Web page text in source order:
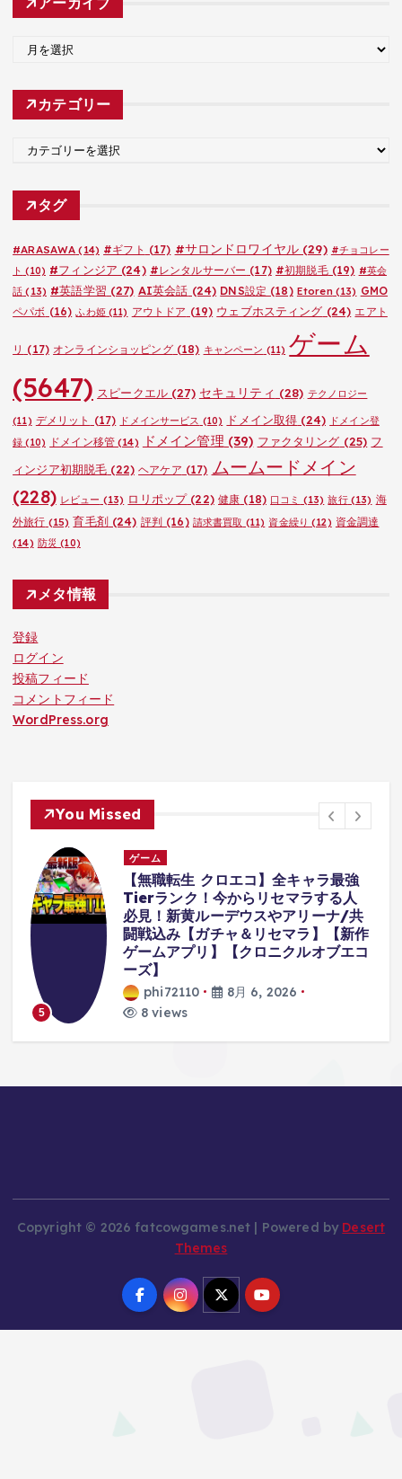
カ
カテゴリー
ゴ
タグ
#ARASAWA (14) #ギフト (17) #サロンドロワイヤル(29) #チョコレー
ト (10) #フィンジア (24) #レンタルサーバー (17) #初期脱毛(19) #英会
話 (13) #英語学習 (27) AI英会話 (24) DNS設定 (18) Etoren(13) GMO
ペパボ (16) ふわ姫(11) アウトドア (19) ウェブホスティング (24) エアト
リ (17) オンラインショッピング(18) キャンペーン (11) ゲーム
(5647) スピークエル(27) セキュリティ (28) テクノロジー
(11) デメリット (17) ドメインサービス (10) ドメイン取得 (24) ドメイン登
録 (10) ドメイン移管(14) ドメイン管理 (39) ファクタリング (25) フ
ィンジア初期脱毛 (22) ヘアケア (17) ムームードメイン
(228) レビュー (13) ロリポップ(22) 健康 (18) 口コミ (13) 旅行(13) 海
外旅行 (15) 育毛剤(24) 評判 (16) 請求書買取 (11) 資金繰り (12) 資金調達
(14) 防災 (10)
メタ情報
登録
ログイン
投稿フィード
コメントフィード
WordPress.org
You Missed
5
ゲーム
【無職転生 クロエコ】全キャラ最強
Tierランク！今からリセマラする人
必見！新黄ルーデウスやアリーナ/共
闘戦込み【ガチャ＆リセマラ】【新作
ゲームアプリ】【クロニクルオブエコ
ーズ】
phi72110
8月 6, 2026
8 views
Copyright © 2026 fatcowgames.net | Powered by Desert
Themes